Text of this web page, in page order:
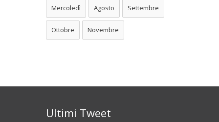
Mercoledì Agosto Settembre
Ottobre Novembre
Ultimi Tweet